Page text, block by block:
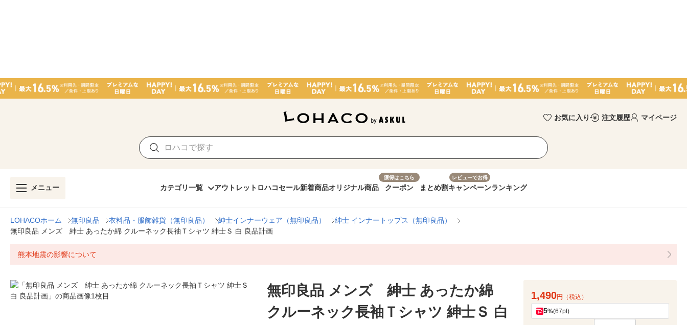
お気に入り 注文履歴 マイページ
メニュー カテゴリ一覧 アウトレット ロハコセール新着商品オリジナル商品
獲得はこちら
クーポン まとめ割
レビューでお得
キャンペーンランキング
LOHACOホーム 無印良品 衣料品・服飾雑貨（無印良品） 紳士インナーウェア（無印良品）
紳士 インナートップス（無印良品）
無印良品 メンズ 紳士 あったか綿 クルーネック長袖Ｔシャツ 紳士Ｓ 白 良品計画
熊本地震の影響について
無印良品 メンズ 紳士 あったか綿
クルーネック長袖Ｔシャツ 紳士Ｓ 白
1,490円 （税込）
5%(67pt)